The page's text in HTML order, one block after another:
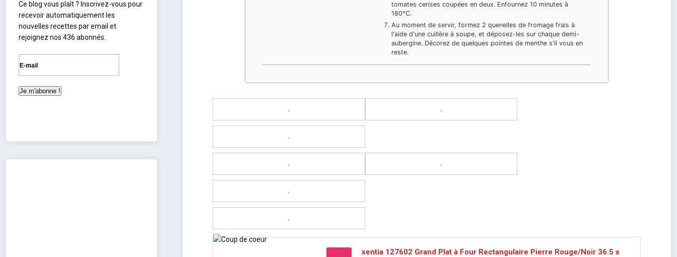
tomates cerises coupées en deux. Enfournez 10 minutes à
180°C.
Au moment de servir, formez 2 quenelles de fromage frais à
l'aide d'une cuillère à soupe, et déposez-les sur chaque demi-
aubergine. Décorez de quelques pointes de menthe s'il vous en
reste.
xentia 127602 Grand Plat à Four Rectangulaire Pierre Rouge/Noir 36.5 x
Ce blog vous plaît ? Inscrivez-vous pour
recevoir automatiquement les
nouvelles recettes par email et
rejoignez nos 436 abonnés.